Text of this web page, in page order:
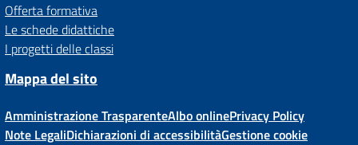
Offerta formativa
Le schede didattiche
I progetti delle classi
Mappa del sito
Amministrazione TrasparenteAlbo onlinePrivacy Policy
Note LegaliDichiarazioni di accessibilitàGestione cookie